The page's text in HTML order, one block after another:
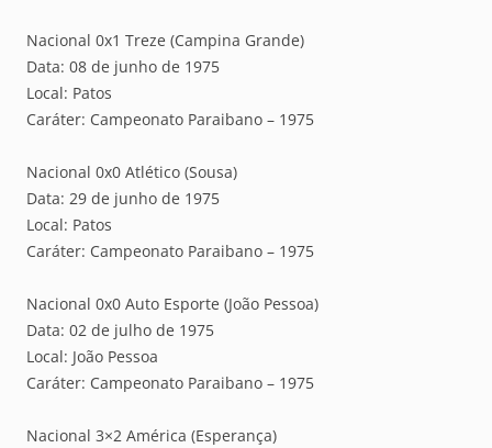
Nacional 0x1 Treze (Campina Grande)
Data: 08 de junho de 1975
Local: Patos
Caráter: Campeonato Paraibano – 1975
Nacional 0x0 Atlético (Sousa)
Data: 29 de junho de 1975
Local: Patos
Caráter: Campeonato Paraibano – 1975
Nacional 0x0 Auto Esporte (João Pessoa)
Data: 02 de julho de 1975
Local: João Pessoa
Caráter: Campeonato Paraibano – 1975
Nacional 3×2 América (Esperança)